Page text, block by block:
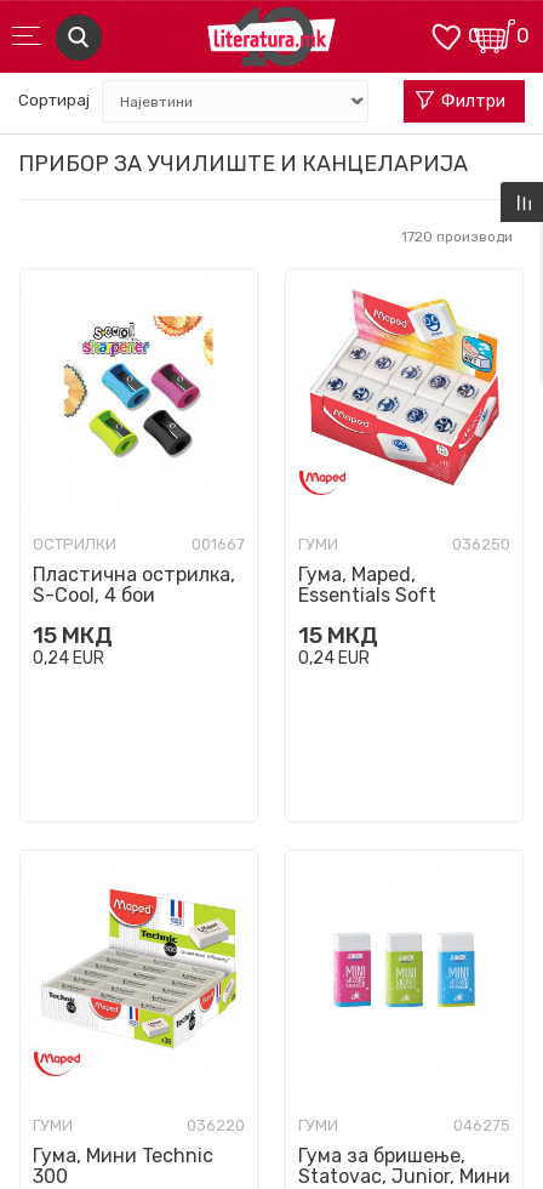
0
0
ПРИБОР ЗА УЧИЛИШТЕ И КАНЦЕЛАРИЈА
Сортирај Филтри
1720 производи
ОСТРИЛКИ 001667
Пластична острилка,
S-Cool, 4 бои
15 МКД
0,24 EUR
ГУМИ 036250
Гума, Maped,
Essentials Soft
15 МКД
0,24 EUR
ГУМИ 036220
Гума, Мини Technic
300
ГУМИ 046275
Гума за бришење,
Statovac, Junior, Мини